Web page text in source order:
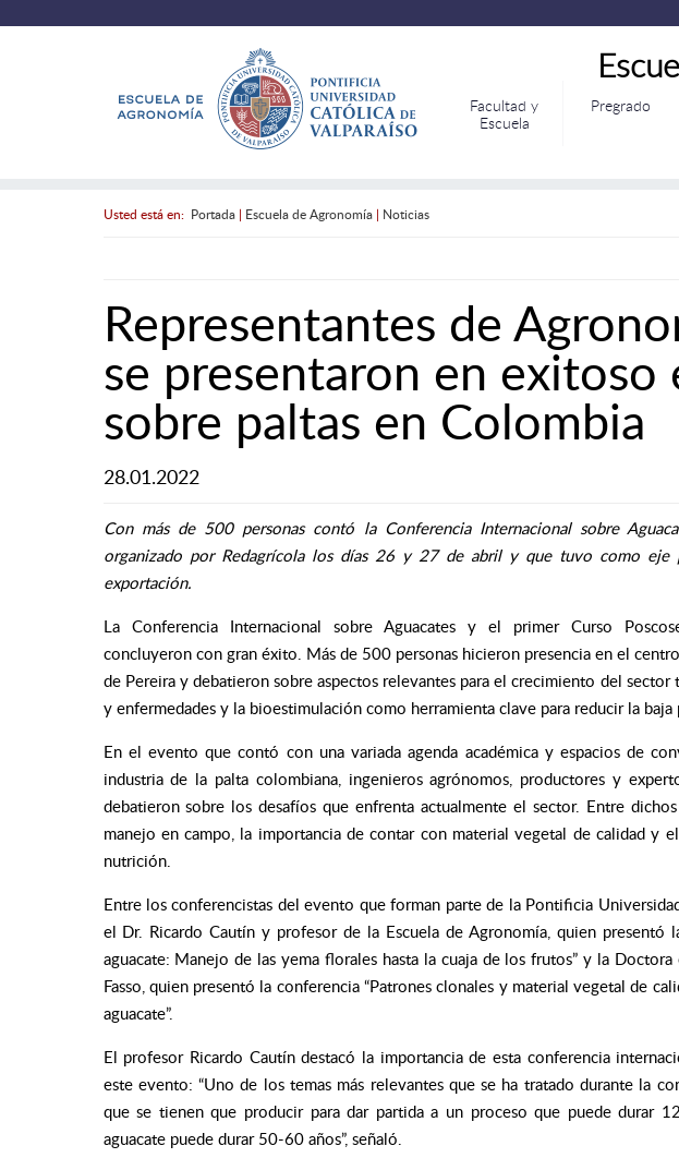
Facultad y
Escuela
Pregrado
Usted está en: Portada| Escuela de Agronomía| Noticias
Representantes de
se presentaron en exitoso
sobre paltas en Colombia
28.01.2022
Con más de 500 personas contó la Conferencia Internacional sobre
organizado por Redagrícola los días 26 y 27 de abril y que tuvo como eje
exportación.
La Conferencia Internacional sobre Aguacates y el primer Curso
concluyeron con gran éxito. Más de 500 personas hicieron presencia en el
de Pereira y debatieron sobre aspectos relevantes para el crecimiento del sector
y enfermedades y la bioestimulación como herramienta clave para reducir la
En el evento que contó con una variada agenda académica y espacios de
industria de la palta colombiana, ingenieros agrónomos, productores y
debatieron sobre los desafíos que enfrenta actualmente el sector. Entre
manejo en campo, la importancia de contar con material vegetal de calidad y
nutrición.
Entre los conferencistas del evento que forman parte de la Pontificia
el Dr. Ricardo Cautín y profesor de la Escuela de Agronomía, quien presentó
aguacate: Manejo de las yema florales hasta la cuaja de los frutos” y la
Fasso, quien presentó la conferencia “Patrones clonales y material vegetal de
aguacate”.
El profesor Ricardo Cautín destacó la importancia de esta conferencia
este evento: “Uno de los temas más relevantes que se ha tratado durante la
que se tienen que producir para dar partida a un proceso que puede durar
aguacate puede durar 50-60 años”, señaló.